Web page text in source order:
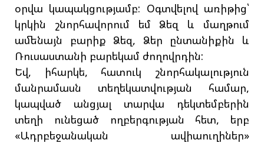
օրվա կապակցությամբ: Օգտվելով առիթից՝
կրկին շնորհավորում եմ Ձեզ և մաղթում
ամենայն բարիք Ձեզ, Ձեր ընտանիքին և
Ռուսաստանի բարեկամ ժողովրդին:
Եվ, իհարկե, հատուկ շնորհակալություն
մանրամասն տեղեկատվության համար,
կապված անցյալ տարվա դեկտեմբերին
տեղի ունեցած ողբերգության հետ, երբ
«Ադրբեջանական ավիաուղիներ»